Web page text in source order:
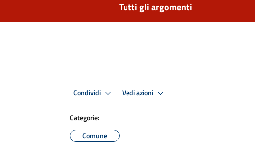
Tutti gli argomenti
Condividi Vedi azioni
Categorie:
Comune